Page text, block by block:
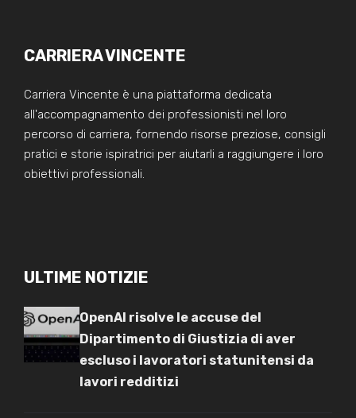
CARRIERA VINCENTE
Carriera Vincente è una piattaforma dedicata
all'accompagnamento dei professionisti nel loro
percorso di carriera, fornendo risorse preziose, consigli
pratici e storie ispiratrici per aiutarli a raggiungere i loro
obiettivi professionali.
ULTIME NOTIZIE
OpenAI risolve le accuse del
Dipartimento di Giustizia di aver
escluso i lavoratori statunitensi da
lavori redditizi